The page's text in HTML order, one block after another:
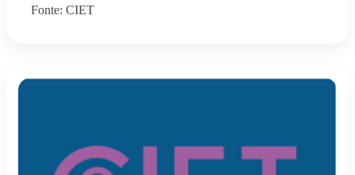
Fonte: CIET